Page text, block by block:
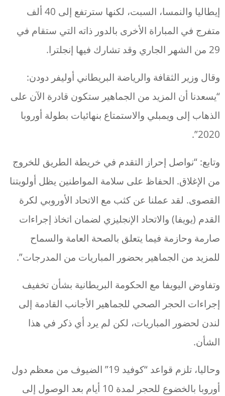
إيطاليا والنمسا، السبت، لكنها سترتفع إلى 40 ألف
متفرج في المباراة الأخرى بالدور ذاته التي ستقام في
29 من الشهر الجاري وقد تشارك فيها إنجلترا.
وقال وزير الثقافة والرياضة البريطاني أوليفر دودن:
“يسعدنا أن المزيد من الجماهير ستكون قادرة الآن على
الذهاب إلى ويمبلي والاستمتاع بنهائيات بطولة أوروبا
2020”.
وتابع: “نواصل إحراز التقدم في خريطة الطريق للخروج
من الإغلاق. الحفاظ على سلامة المواطنين يظل أولويتنا
القصوى. لقد عملنا عن كثب مع الاتحاد الأوروبي لكرة
القدم (يويفا) والاتحاد الإنجليزي لضمان اتخاذ إجراءات
صارمة وحازمة فيما يتعلق بالصحة العامة والسماح
للمزيد من الجماهير بحضور المباريات من المدرجات”.
وتفاوض اليويفا مع الحكومة البريطانية بشأن تخفيف
إجراءات الحجر الصحي للجماهير الأجانب القادمة إلى
لندن لحضور المباريات، لكن لم يرد أي ذكر في هذا
الشأن.
وحاليا، تلزم قواعد “كوفيد 19” الضيوف من معظم دول
أوروبا بالخضوع للحجر لمدة 10 أيام بعد الوصول إلى